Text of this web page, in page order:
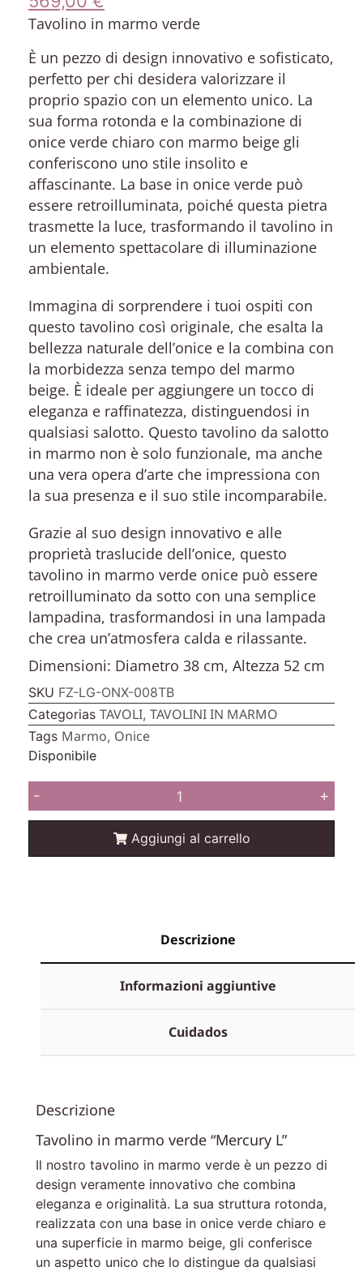
Tavolino in marmo verde
È un pezzo di design innovativo e sofisticato,
perfetto per chi desidera valorizzare il
proprio spazio con un elemento unico. La
sua forma rotonda e la combinazione di
onice verde chiaro con marmo beige gli
conferiscono uno stile insolito e
affascinante. La base in onice verde può
essere retroilluminata, poiché questa pietra
trasmette la luce, trasformando il tavolino in
un elemento spettacolare di illuminazione
ambientale.
Immagina di sorprendere i tuoi ospiti con
questo tavolino così originale, che esalta la
bellezza naturale dell’onice e la combina con
la morbidezza senza tempo del marmo
beige. È ideale per aggiungere un tocco di
eleganza e raffinatezza, distinguendosi in
qualsiasi salotto. Questo tavolino da salotto
in marmo non è solo funzionale, ma anche
una vera opera d’arte che impressiona con
la sua presenza e il suo stile incomparabile.
Grazie al suo design innovativo e alle
proprietà traslucide dell’onice, questo
tavolino in marmo verde onice può essere
retroilluminato da sotto con una semplice
lampadina, trasformandosi in una lampada
che crea un’atmosfera calda e rilassante.
Dimensioni: Diametro 38 cm, Altezza 52 cm
SKU FZ-LG-ONX-008TB
Categorias TAVOLI, TAVOLINI IN MARMO
Tags Marmo, Onice
Disponibile
- +
Aggiungi al carrello
Descrizione
Informazioni aggiuntive
Cuidados
Descrizione
Tavolino in marmo verde “Mercury L”
Il nostro tavolino in marmo verde è un pezzo di
design veramente innovativo che combina
eleganza e originalità. La sua struttura rotonda,
realizzata con una base in onice verde chiaro e
una superficie in marmo beige, gli conferisce
un aspetto unico che lo distingue da qualsiasi